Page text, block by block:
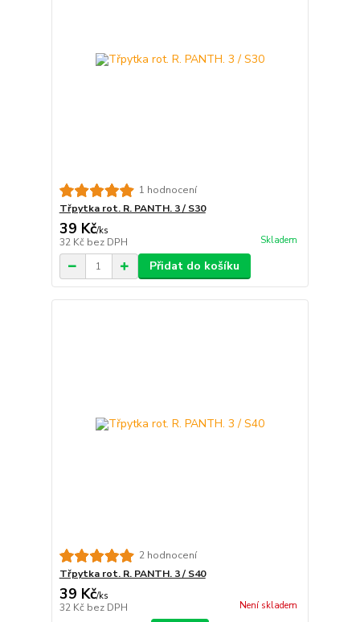
1 hodnocení
Třpytka rot. R. PANTH. 3 / S30
39 Kč/ks
32 Kč bez DPH Skladem
Přidat do košíku
2 hodnocení
Třpytka rot. R. PANTH. 3 / S40
39 Kč/ks
32 Kč bez DPH Není skladem